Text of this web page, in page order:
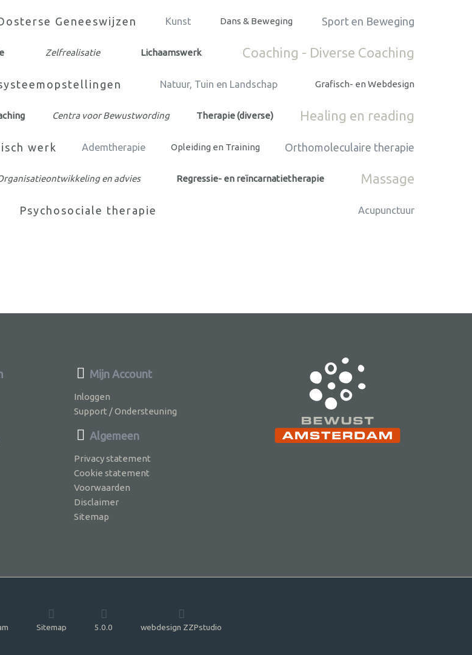
Geneeswijzen Kunst Dans & Beweging Sport en Beweging
Zelfrealisatie Lichaamswerk Coaching - Diverse Coaching
Natuur, Tuin en Landschap Grafisch- en Webdesign
Centra voor Bewustwording Therapie (diverse) Healing en reading
werk Ademtherapie Opleiding en Training Orthomoleculaire therapie
en advies Regressie- en reïncarnatietherapie Massage
Psychosociale therapie Acupunctuur
Mijn Account
Inloggen
Support / Ondersteuning
Algemeen
Privacy statement
Cookie statement
Voorwaarden
Disclaimer
Sitemap
Sitemap 5.0.0 webdesign ZZPstudio